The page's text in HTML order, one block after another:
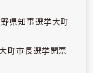
県知事選挙大町
町市長選挙開票